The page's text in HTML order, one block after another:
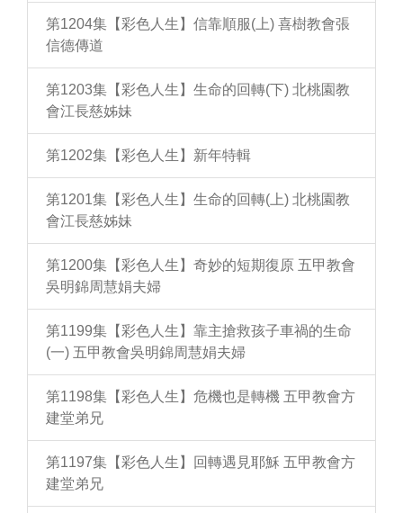
第1204集【彩色人生】信靠順服(上) 喜樹教會張
信德傳道
第1203集【彩色人生】生命的回轉(下) 北桃園教
會江長慈姊妹
第1202集【彩色人生】新年特輯
第1201集【彩色人生】生命的回轉(上) 北桃園教
會江長慈姊妹
第1200集【彩色人生】奇妙的短期復原 五甲教會
吳明錦周慧娟夫婦
第1199集【彩色人生】靠主搶救孩子車禍的生命
(一) 五甲教會吳明錦周慧娟夫婦
第1198集【彩色人生】危機也是轉機 五甲教會方
建堂弟兄
第1197集【彩色人生】回轉遇見耶穌 五甲教會方
建堂弟兄